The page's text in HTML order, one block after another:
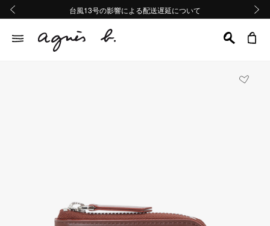
熊本地域地震の影響による配送遅延について
Summer Sale 2buy10%OFF!!
台風13号の影響による配送遅延について
熊本地域地震の影響による配送遅延について
Summer Sale 2buy10%OFF!!